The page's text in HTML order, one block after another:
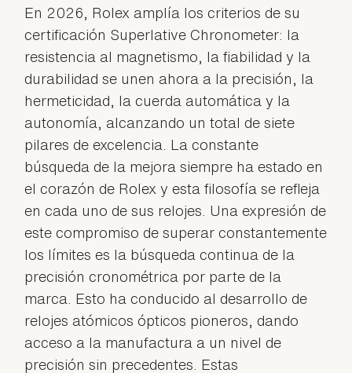
En 2026, Rolex amplía los criterios de su
certificación Superlative Chronometer: la
resistencia al magnetismo, la fiabilidad y la
durabilidad se unen ahora a la precisión, la
hermeticidad, la cuerda automática y la
autonomía, alcanzando un total de siete
pilares de excelencia. La constante
búsqueda de la mejora siempre ha estado en
el corazón de Rolex y esta filosofía se refleja
en cada uno de sus relojes. Una expresión de
este compromiso de superar constantemente
los límites es la búsqueda continua de la
precisión cronométrica por parte de la
marca. Esto ha conducido al desarrollo de
relojes atómicos ópticos pioneros, dando
acceso a la manufactura a un nivel de
precisión sin precedentes. Estas